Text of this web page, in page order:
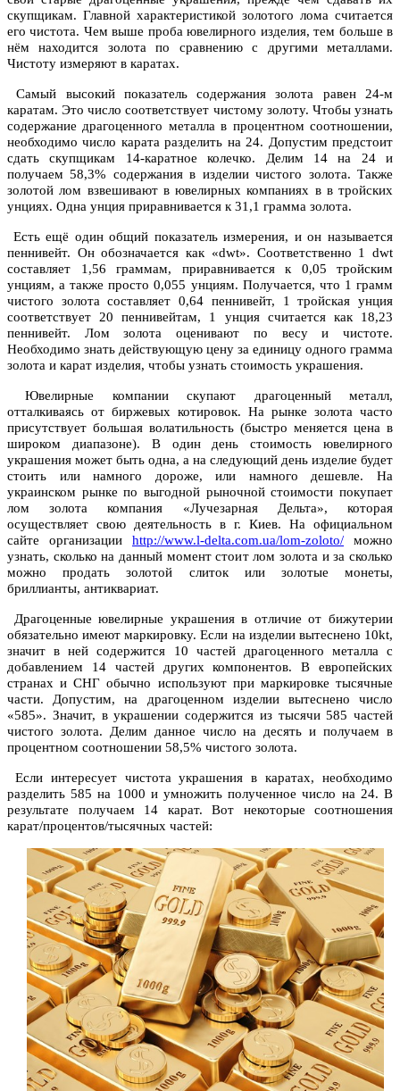
скупщикам. Главной характеристикой золотого лома считается
его чистота. Чем выше проба ювелирного изделия, тем больше в
нём находится золота по сравнению с другими металлами.
Чистоту измеряют в каратах.
Самый высокий показатель содержания золота равен 24-м
каратам. Это число соответствует чистому золоту. Чтобы узнать
содержание драгоценного металла в процентном соотношении,
необходимо число карата разделить на 24. Допустим предстоит
сдать скупщикам 14-каратное колечко. Делим 14 на 24 и
получаем 58,3% содержания в изделии чистого золота. Также
золотой лом взвешивают в ювелирных компаниях в в тройских
унциях. Одна унция приравнивается к 31,1 грамма золота.
Есть ещё один общий показатель измерения, и он называется
пеннивейт. Он обозначается как «dwt». Соответственно 1 dwt
составляет 1,56 граммам, приравнивается к 0,05 тройским
унциям, а также просто 0,055 унциям. Получается, что 1 грамм
чистого золота составляет 0,64 пеннивейт, 1 тройская унция
соответствует 20 пеннивейтам, 1 унция считается как 18,23
пеннивейт. Лом золота оценивают по весу и чистоте.
Необходимо знать действующую цену за единицу одного грамма
золота и карат изделия, чтобы узнать стоимость украшения.
Ювелирные компании скупают драгоценный металл,
отталкиваясь от биржевых котировок. На рынке золота часто
присутствует большая волатильность (быстро меняется цена в
широком диапазоне). В один день стоимость ювелирного
украшения может быть одна, а на следующий день изделие будет
стоить или намного дороже, или намного дешевле. На
украинском рынке по выгодной рыночной стоимости покупает
лом золота компания «Лучезарная Дельта», которая
осуществляет свою деятельность в г. Киев. На официальном
сайте организации http://www.l-delta.com.ua/lom-zoloto/ можно
узнать, сколько на данный момент стоит лом золота и за сколько
можно продать золотой слиток или золотые монеты,
бриллианты, антиквариат.
Драгоценные ювелирные украшения в отличие от бижутерии
обязательно имеют маркировку. Если на изделии вытеснено 10kt,
значит в ней содержится 10 частей драгоценного металла с
добавлением 14 частей других компонентов. В европейских
странах и СНГ обычно используют при маркировке тысячные
части. Допустим, на драгоценном изделии вытеснено число
«585». Значит, в украшении содержится из тысячи 585 частей
чистого золота. Делим данное число на десять и получаем в
процентном соотношении 58,5% чистого золота.
Если интересует чистота украшения в каратах, необходимо
разделить 585 на 1000 и умножить полученное число на 24. В
результате получаем 14 карат. Вот некоторые соотношения
карат/процентов/тысячных частей: